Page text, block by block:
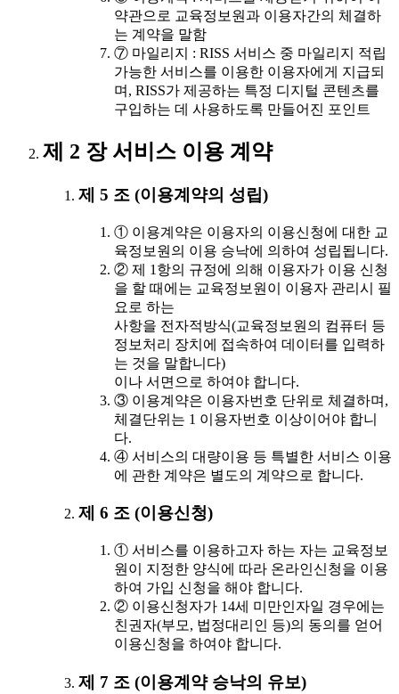
약관으로 교육정보원과 이용자간의 체결하
는 계약을 말함
⑦ 마일리지 : RISS 서비스 중 마일리지 적립
가능한 서비스를 이용한 이용자에게 지급되
며, RISS가 제공하는 특정 디지털 콘텐츠를
구입하는 데 사용하도록 만들어진 포인트
제 2 장 서비스 이용 계약
제 5 조 (이용계약의 성립)
① 이용계약은 이용자의 이용신청에 대한 교
육정보원의 이용 승낙에 의하여 성립됩니다.
② 제 1항의 규정에 의해 이용자가 이용 신청
을 할 때에는 교육정보원이 이용자 관리시 필
요로 하는
사항을 전자적방식(교육정보원의 컴퓨터 등
정보처리 장치에 접속하여 데이터를 입력하
는 것을 말합니다)
이나 서면으로 하여야 합니다.
③ 이용계약은 이용자번호 단위로 체결하며,
체결단위는 1 이용자번호 이상이어야 합니
다.
④ 서비스의 대량이용 등 특별한 서비스 이용
에 관한 계약은 별도의 계약으로 합니다.
제 6 조 (이용신청)
① 서비스를 이용하고자 하는 자는 교육정보
원이 지정한 양식에 따라 온라인신청을 이용
하여 가입 신청을 해야 합니다.
② 이용신청자가 14세 미만인자일 경우에는
친권자(부모, 법정대리인 등)의 동의를 얻어
이용신청을 하여야 합니다.
제 7 조 (이용계약 승낙의 유보)